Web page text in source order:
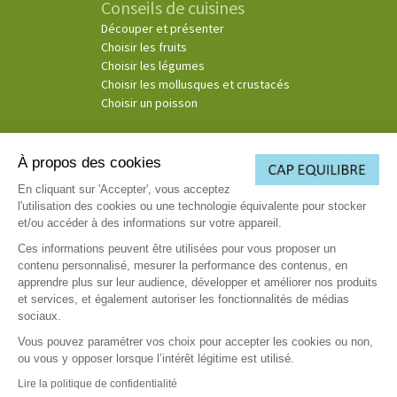
Conseils de cuisines
Découper et présenter
Choisir les fruits
Choisir les légumes
Choisir les mollusques et crustacés
Choisir un poisson
Ce consentement exprès s’applique à la société Cosmospace et les sociétés Telemaque, Pluton
Media et Cassiopée afin de recevoir leurs offres de voyance. Par téléphone, il est entendu toutes
émissions d’appel émanant de la société Cosmospace et des sociétés Telemaque, Pluton Media et
Cassiopée afin de recevoir, comme consenties, leurs offres de voyance dans le respect des
règlementations en vigueur. Par voie électronique, il est entendu toute communication par email,
sms et voie IP.
À propos des cookies
En cliquant sur 'Accepter', vous acceptez
l'utilisation des cookies ou une technologie équivalente pour stocker
et/ou accéder à des informations sur votre appareil.
Ces informations peuvent être utilisées pour vous proposer un
contenu personnalisé, mesurer la performance des contenus, en
apprendre plus sur leur audience, développer et améliorer nos produits
et services, et également autoriser les fonctionnalités de médias
sociaux.
Vous pouvez paramétrer vos choix pour accepter les cookies ou non,
ou vous y opposer lorsque l’intérêt légitime est utilisé.
Lire la politique de confidentialité